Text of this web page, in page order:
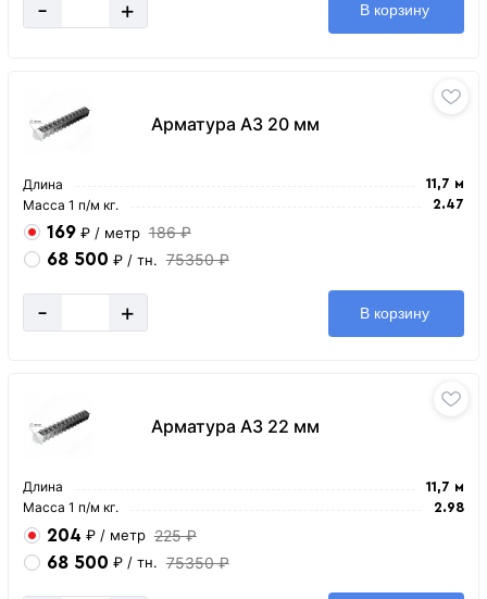
- + В корзину
Арматура А3 20 мм
Длина 11,7 м
Масса 1 п/м кг. 2.47
169 ₽ / метр 186 ₽
68 500 ₽ / тн. 75350 ₽
- + В корзину
Арматура А3 22 мм
Длина 11,7 м
Масса 1 п/м кг. 2.98
204 ₽ / метр 225 ₽
68 500 ₽ / тн. 75350 ₽